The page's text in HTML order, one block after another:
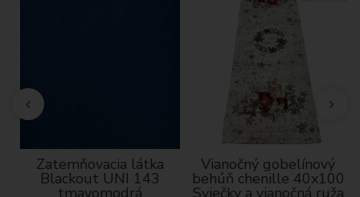
Zatemňovacia látka
Blackout UNI 143
tmavomodrá
Vianočný gobelínový
behúň chenille 40x100
Sviečky a vianočná ruža